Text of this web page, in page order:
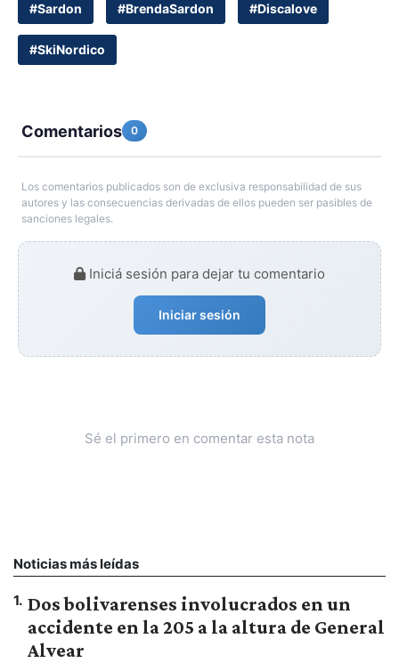
#Sardon #BrendaSardon #Discalove
#SkiNordico
Comentarios 0
Los comentarios publicados son de exclusiva responsabilidad de sus
autores y las consecuencias derivadas de ellos pueden ser pasibles de
sanciones legales.
Iniciá sesión para dejar tu comentario
Iniciar sesión
Sé el primero en comentar esta nota
Noticias más leídas
1. Dos bolivarenses involucrados en un
accidente en la 205 a la altura de General
Alvear